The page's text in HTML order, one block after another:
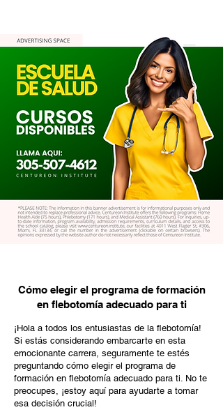
Cómo elegir el programa de formación
en flebotomía adecuado para ti
¡Hola a todos los entusiastas de la flebotomía!
Si estás considerando embarcarte en esta
emocionante carrera, seguramente te estés
preguntando cómo elegir el programa de
formación en flebotomía adecuado para ti. No te
preocupes, ¡estoy aquí para ayudarte a tomar
esa decisión crucial!